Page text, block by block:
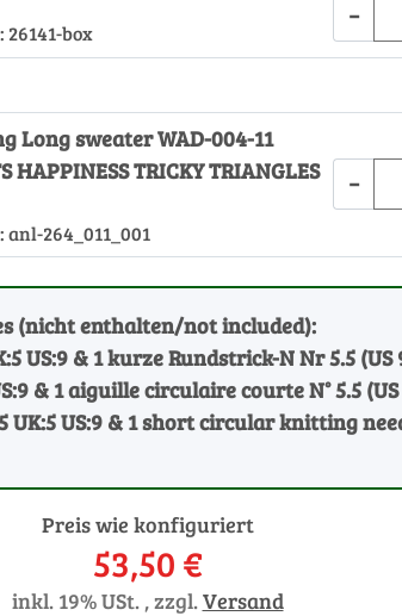
26141-box
−
Long sweater WAD-004-11
HAPPINESS TRICKY TRIANGLES
anl-264_011_001
−
(nicht enthalten/not included):
US:9 & 1 kurze Rundstrick-N Nr 5.5 (US
& 1 aiguille circulaire courte N° 5.5
UK:5 US:9 & 1 short circular knitting
Preis wie konfiguriert
53,50 €
inkl. 19% USt. , zzgl.Versand